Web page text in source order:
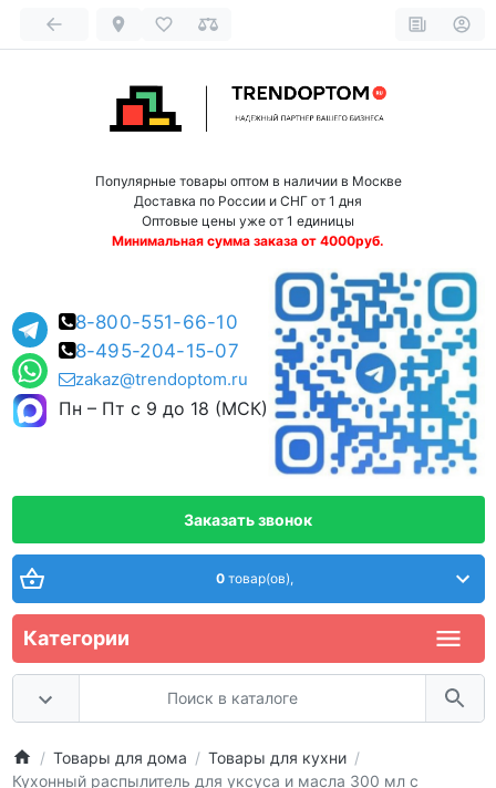
Популярные товары оптом в наличии в Москве
Доставка по России и СНГ от 1 дня
Оптовые цены уже от 1 единицы
Минимальная сумма заказа от 4000руб.
8-800-551-66-10
8-495-204-15-07
zakaz@trendoptom.ru
Пн – Пт с 9 до 18 (МСК)
Заказать звонок
0 товар(ов),
Категории
Товары для дома
Товары для кухни
Кухонный распылитель для уксуса и масла 300 мл с